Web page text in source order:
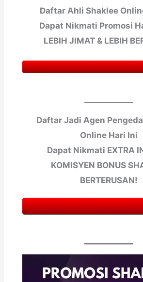
Daftar Ahli Shaklee
Dapat Nikmati Promosi
LEBIH JIMAT & LEBIH
Daftar Jadi Agen
Online Hari Ini
Dapat Nikmati EXTRA
KOMISYEN BONUS
BERTERUSAN!